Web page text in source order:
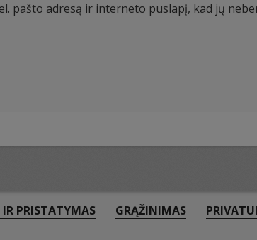
pašto adresą ir interneto puslapį, kad jų
PRISTATYMAS GRĄŽINIMAS